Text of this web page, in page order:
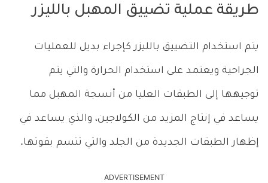
طريقة عملية تضييق المهبل بالليزر
يتم استخدام التضييق بالليزر كإجراء بديل للعمليات
الجراحية ويعتمد على استخدام الحرارة والتي يتم
توجيهها إلى الطبقات العليا من أنسجة المهبل مما
يساعد في إنتاج المزيد من الكولاجين، والذي يساعد في
إظهار الطبقات الجديدة من الجلد والتي تتسم بقوتها.
ADVERTISEMENT